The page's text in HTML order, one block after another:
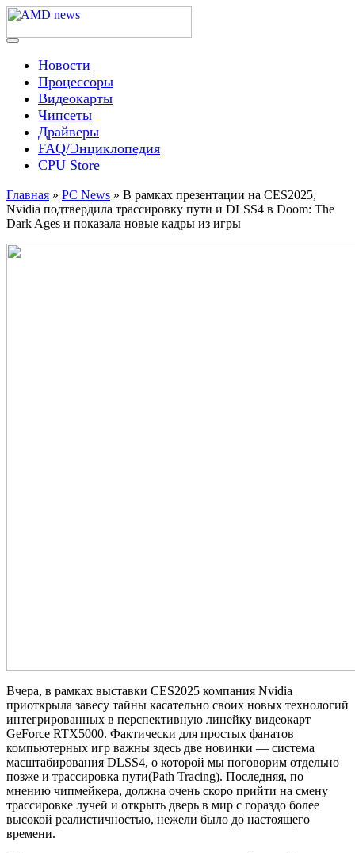
Skip
content
AMD news
Menu
Новости
Процессоры
Видеокарты
Чипсеты
Драйверы
FAQ/Энциклопедия
CPU Store
Главная » PC News » В рамках презентации на CES2025,
Nvidia подтвердила трассировку пути и DLSS4 в Doom: The
Dark Ages и показала новые кадры из игры
Вчера, в рамках выставки CES2025 компания Nvidia
приоткрыла завесу тайны касательно своих новых технологий
интегрированных в перспективную линейку видеокарт
GeForce RTX5000. Фактически для простых фанатов
компьютерных игр важны здесь две новинки — система
масштабирования DLSS4, о которой мы поговорим отдельно
позже и трассировка пути(Path Tracing). Последняя, по
мнению чипмейкера, должна очень скоро прийти на смену
трассировке лучей и открыть дверь в мир с гораздо более
высокой реалистичностью, нежели было до настоящего
времени.